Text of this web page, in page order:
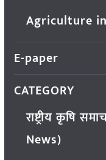
Agriculture
E-paper
CATEGORY
राष्ट्रीय कृषि
News)